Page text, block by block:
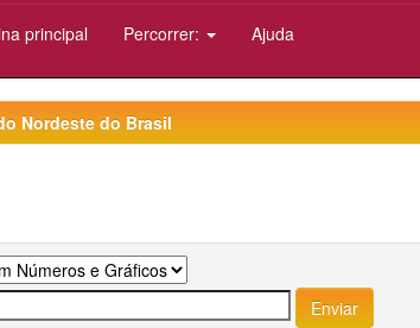
principal Percorrer: Ajuda
Nordeste do Brasil